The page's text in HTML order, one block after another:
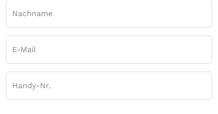
Nachname
E-Mail
Handy-Nr.